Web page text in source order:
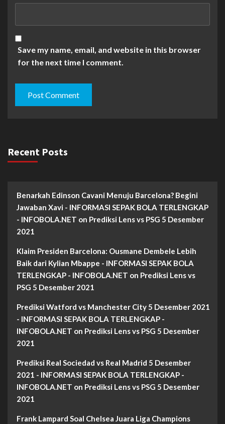
Save my name, email, and website in this browser
for the next time I comment.
Recent Posts
Benarkah Edinson Cavani Menuju Barcelona? Begini
Jawaban Xavi - INFORMASI SEPAK BOLA TERLENGKAP
- INFOBOLA.NET on Prediksi Lens vs PSG 5 Desember
2021
Klaim Presiden Barcelona: Ousmane Dembele Lebih
Baik dari Kylian Mbappe - INFORMASI SEPAK BOLA
TERLENGKAP - INFOBOLA.NET on Prediksi Lens vs
PSG 5 Desember 2021
Prediksi Watford vs Manchester City 5 Desember 2021
- INFORMASI SEPAK BOLA TERLENGKAP -
INFOBOLA.NET on Prediksi Lens vs PSG 5 Desember
2021
Prediksi Real Sociedad vs Real Madrid 5 Desember
2021 - INFORMASI SEPAK BOLA TERLENGKAP -
INFOBOLA.NET on Prediksi Lens vs PSG 5 Desember
2021
Frank Lampard Soal Chelsea Juara Liga Champions